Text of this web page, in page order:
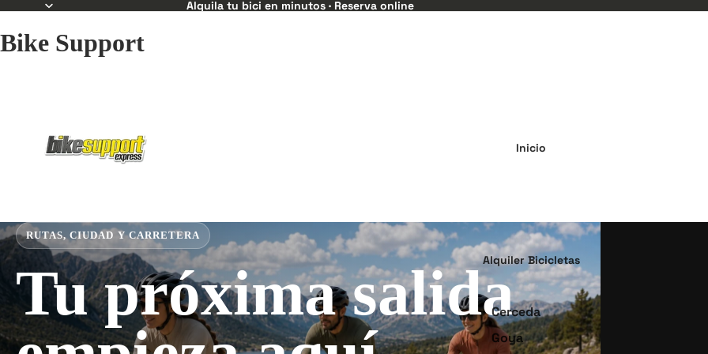
Alquila tu bici en minutos · Reserva online
Bike Support
Inicio
Alquiler Bicicletas
Cerceda
Goya
RUTAS, CIUDAD Y CARRETERA
Tu próxima salida